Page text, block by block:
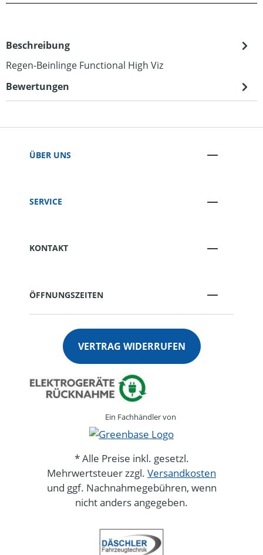
Beschreibung
Regen-Beinlinge Functional High Viz
Bewertungen
ÜBER UNS
SERVICE
KONTAKT
ÖFFNUNGSZEITEN
VERTRAG WIDERRUFEN
Ein Fachhändler von
* Alle Preise inkl. gesetzl.
Mehrwertsteuer zzgl. Versandkosten
und ggf. Nachnahmegebühren, wenn
nicht anders angegeben.